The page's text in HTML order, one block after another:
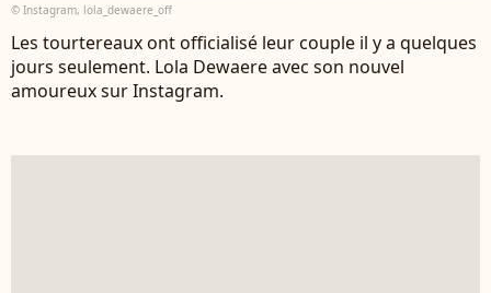
© Instagram, lola_dewaere_off
Les tourtereaux ont officialisé leur couple il y a quelques
jours seulement. Lola Dewaere avec son nouvel
amoureux sur Instagram.